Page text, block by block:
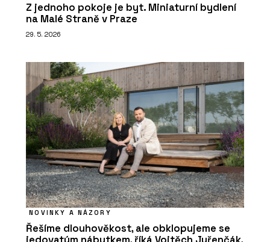
Z jednoho pokoje je byt. Miniaturní bydlení
na Malé Straně v Praze
29. 5. 2026
NOVINKY A NÁZORY
Řešíme dlouhověkost, ale obklopujeme se